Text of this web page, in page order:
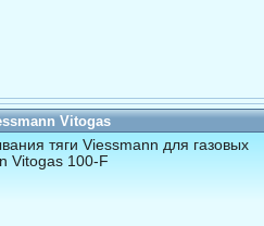
Vitogas
тяги Viessmann для газовых
Vitogas 100-F